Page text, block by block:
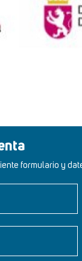
formulario y